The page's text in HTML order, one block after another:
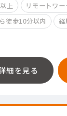
上
リモートワ
徒歩10分以内
細を見る